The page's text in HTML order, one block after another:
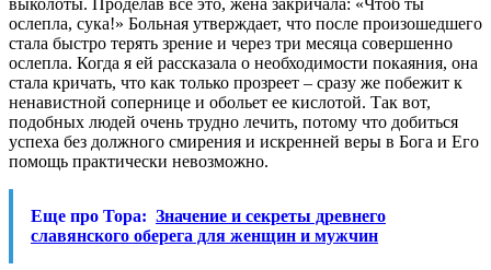
выколоты. Проделав все это, жена закричала: «Чтоб ты
ослепла, сука!» Больная утверждает, что после произошедшего
стала быстро терять зрение и через три месяца совершенно
ослепла. Когда я ей рассказала о необходимости покаяния, она
стала кричать, что как только прозреет – сразу же побежит к
ненавистной сопернице и обольет ее кислотой. Так вот,
подобных людей очень трудно лечить, потому что добиться
успеха без должного смирения и искренней веры в Бога и Его
помощь практически невозможно.
Еще про Тора: Значение и секреты древнего
славянского оберега для женщин и мужчин